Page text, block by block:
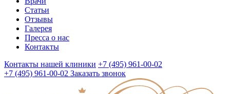
Статьи
Отзывы
Галерея
Пресса о нас
Контакты
Контакты нашей клиники +7 (495) 961-00-02
+7 (495) 961-00-02 Заказать звонок